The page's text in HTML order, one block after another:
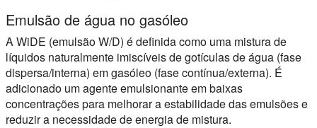
Emulsão de água no gasóleo
A WiDE (emulsão W/D) é definida como uma mistura de
líquidos naturalmente imiscíveis de gotículas de água (fase
dispersa/interna) em gasóleo (fase contínua/externa). É
adicionado um agente emulsionante em baixas
concentrações para melhorar a estabilidade das emulsões e
reduzir a necessidade de energia de mistura.